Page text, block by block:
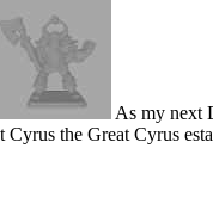
As my next
the Great Cyrus